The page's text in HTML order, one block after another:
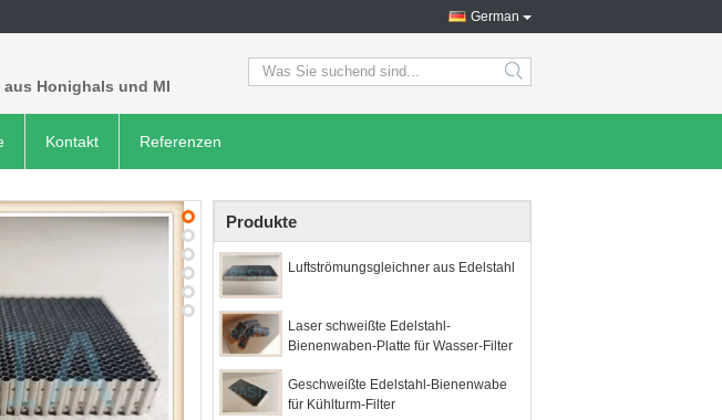
German
Honighals und MI search
Kontakt Referenzen
Produkte
Luftströmungsgleichner aus Edelstahl
Laser schweißte Edelstahl-
Bienenwaben-Platte für Wasser-Filter
Geschweißte Edelstahl-Bienenwabe
für Kühlturm-Filter